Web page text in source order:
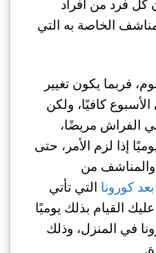
كل فرد من أفراد
الخاصة به التي
فربما يكون تغيير
كافيًا، ولكن
الفراش مريضًا،
إذا لزم الأمر، حتى
والمناشف من
كورونا التي تأتي
القيام بذلك يوميًا
في المنزل، وذلك